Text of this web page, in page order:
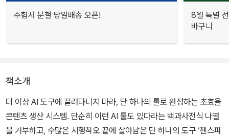
수험서 분철 당일배송 오픈!
8월 특별
바구니
책소개
더 이상 AI 도구에 끌려다니지 마라, 단 하나의 툴로 완성하는 초효율
콘텐츠 생산 시스템. 단순히 이런 AI 툴도 있다라는 백과사전식 나열
을 거부하고, 수많은 시행착오 끝에 살아남은 단 하나의 도구 ‘젠스파